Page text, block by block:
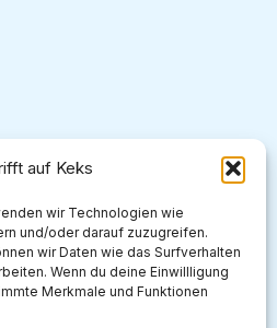
auf Keks
wir Technologien wie
und/oder darauf zuzugreifen.
wir Daten wie das Surfverhalten
Wenn du deine Einwillligung
Merkmale und Funktionen